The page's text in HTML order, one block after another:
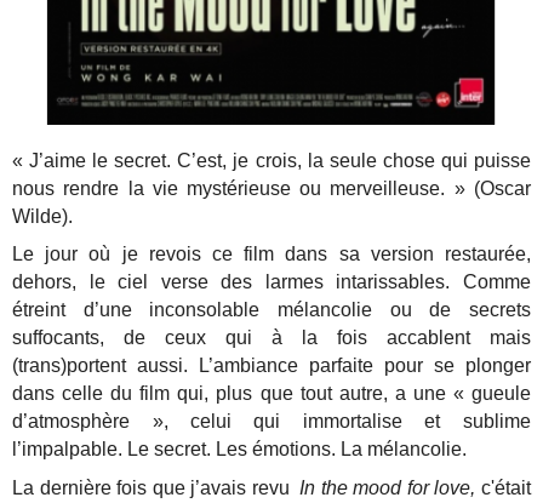
« J’aime le secret. C’est, je crois, la seule chose qui puisse
nous rendre la vie mystérieuse ou merveilleuse. » (Oscar
Wilde).
Le jour où je revois ce film dans sa version restaurée,
dehors, le ciel verse des larmes intarissables. Comme
étreint d’une inconsolable mélancolie ou de secrets
suffocants, de ceux qui à la fois accablent mais
(trans)portent aussi. L’ambiance parfaite pour se plonger
dans celle du film qui, plus que tout autre, a une « gueule
d’atmosphère », celui qui immortalise et sublime
l’impalpable. Le secret. Les émotions. La mélancolie.
La dernière fois que j’avais revu In the mood for love, c'était